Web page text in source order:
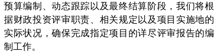
预算编制、动态跟踪以及最终结算阶段，我们将根
据财政投资评审职责、相关规定以及项目实施地的
实际状况，确保完成指定项目的详尽评审报告的编
制工作。